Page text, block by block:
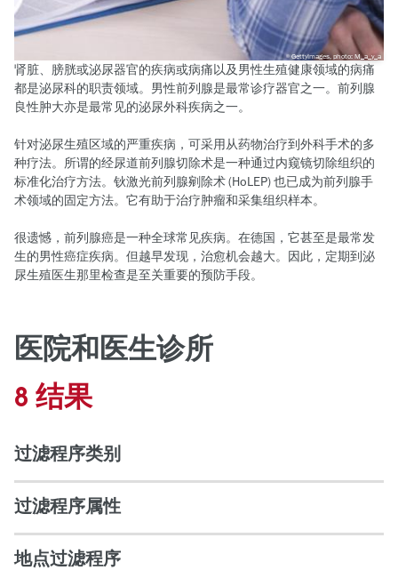
GettyImages, photo: M_a_y_a
肾脏、膀胱或泌尿器官的疾病或病痛以及男性生殖健康领域的病痛
都是泌尿科的职责领域。男性前列腺是最常诊疗器官之一。前列腺
良性肿大亦是最常见的泌尿外科疾病之一。
针对泌尿生殖区域的严重疾病，可采用从药物治疗到外科手术的多
种疗法。所谓的经尿道前列腺切除术是一种通过内窥镜切除组织的
标准化治疗方法。钬激光前列腺剜除术 (HoLEP) 也已成为前列腺手
术领域的固定方法。它有助于治疗肿瘤和采集组织样本。
很遗憾，前列腺癌是一种全球常见疾病。在德国，它甚至是最常发
生的男性癌症疾病。但越早发现，治愈机会越大。因此，定期到泌
尿生殖医生那里检查是至关重要的预防手段。
医院和医生诊所
8 结果
过滤程序类别
过滤程序属性
地点过滤程序